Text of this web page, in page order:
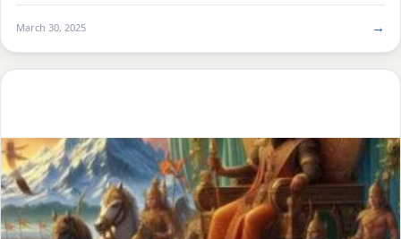
March 30, 2025 →
SINGHASAN BATTISI (सिंहासन बत्तीसी) 7 मिनट